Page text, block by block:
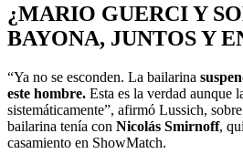
¿MARIO GUERCI Y
BAYONA, JUNTOS Y
“Ya no se esconden. La bailarina
este hombre. Esta es la verdad aunque
sistemáticamente”, afirmó Lussich,
bailarina tenía con Nicolás Smirnoff,
casamiento en ShowMatch.